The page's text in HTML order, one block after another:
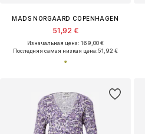
MADS NORGAARD COPENHAGEN
51,92 €
Изначальная цена: 169,00 €
Последняя самая низкая цена:51,92 €